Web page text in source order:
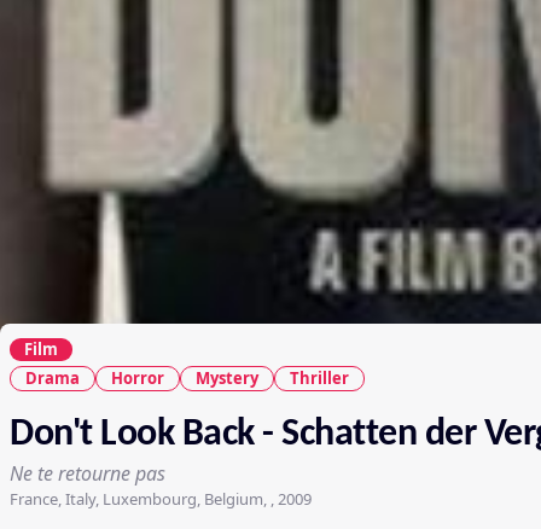
Film
Drama
Horror Mystery Thriller
Don't Look Back - Schatten der
Ne te retourne pas
France, Italy, Luxembourg, Belgium, , 2009